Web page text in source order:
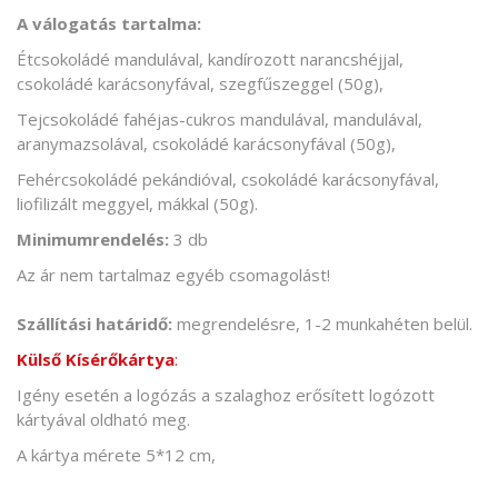
A válogatás tartalma:
Étcsokoládé mandulával, kandírozott narancshéjjal,
csokoládé karácsonyfával, szegfűszeggel (50g),
Tejcsokoládé fahéjas-cukros mandulával, mandulával,
aranymazsolával, csokoládé karácsonyfával (50g),
Fehércsokoládé pekándióval, csokoládé karácsonyfával,
liofilizált meggyel, mákkal (50g).
Minimumrendelés: 3 db
Az ár nem tartalmaz egyéb csomagolást!
Szállítási határidő: megrendelésre, 1-2 munkahéten belül.
Külső Kísérőkártya:
Igény esetén a logózás a szalaghoz erősített logózott
kártyával oldható meg.
A kártya mérete 5*12 cm,